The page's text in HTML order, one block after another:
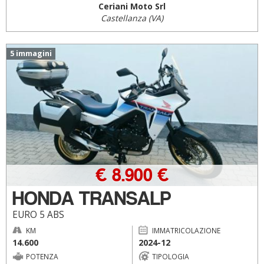
Ceriani Moto Srl
Castellanza (VA)
5 immagini
HONDA TRANSALP
EURO 5 ABS
€ 8.900 €
KM
14.600
IMMATRICOLAZIONE
2024-12
POTENZA TIPOLOGIA